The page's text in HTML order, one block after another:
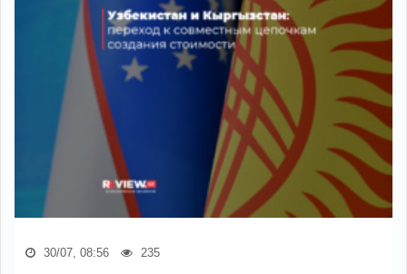
30/07, 08:56 235